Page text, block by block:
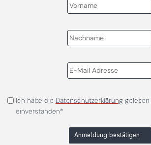
Ich habe die Datenschutzerklärunggelesen
einverstanden*
Anmeldung bestätigen